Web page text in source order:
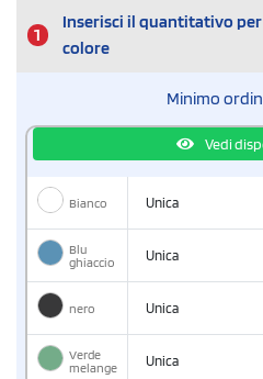
1
Inserisci il quantitativo per
colore
Minimo
Vedi
Bianco Unica
Blu
ghiaccio
Unica
nero Unica
Verde
melange
Unica